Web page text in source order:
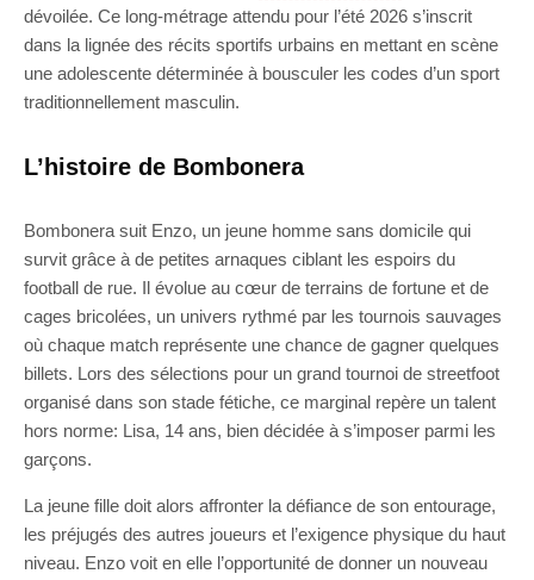
dévoilée. Ce long-métrage attendu pour l’été 2026 s’inscrit
dans la lignée des récits sportifs urbains en mettant en scène
une adolescente déterminée à bousculer les codes d’un sport
traditionnellement masculin.
L’histoire de Bombonera
Bombonera suit Enzo, un jeune homme sans domicile qui
survit grâce à de petites arnaques ciblant les espoirs du
football de rue. Il évolue au cœur de terrains de fortune et de
cages bricolées, un univers rythmé par les tournois sauvages
où chaque match représente une chance de gagner quelques
billets. Lors des sélections pour un grand tournoi de streetfoot
organisé dans son stade fétiche, ce marginal repère un talent
hors norme: Lisa, 14 ans, bien décidée à s’imposer parmi les
garçons.
La jeune fille doit alors affronter la défiance de son entourage,
les préjugés des autres joueurs et l’exigence physique du haut
niveau. Enzo voit en elle l’opportunité de donner un nouveau